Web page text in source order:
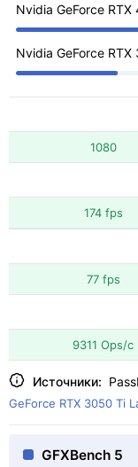
Nvidia GeForce RTX
Nvidia GeForce
1080
174 fps
77 fps
9311 Ops/с
Источники:
GeForce RTX 3050 Ti
GFXBench 5